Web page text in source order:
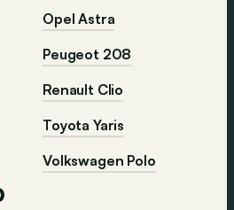
Opel Astra
Peugeot 208
Renault Clio
Toyota Yaris
Volkswagen Polo